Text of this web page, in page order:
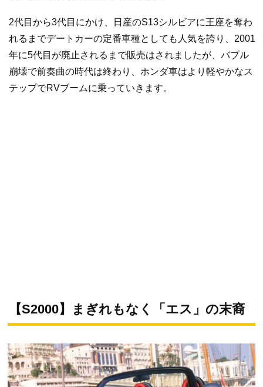
2代目から3代目にかけ、日産のS13シルビアに王座を奪わ
れるまでデートカーの定番車種としても人気を誇り、2001
年に5代目が廃止されるまで販売はされましたが、バブル
崩壊で前奏曲の時代は終わり、ホンダ車はより軽やかなス
テップでRVブームに乗っていきます。
【S2000】まぎれもなく「エス」の末裔